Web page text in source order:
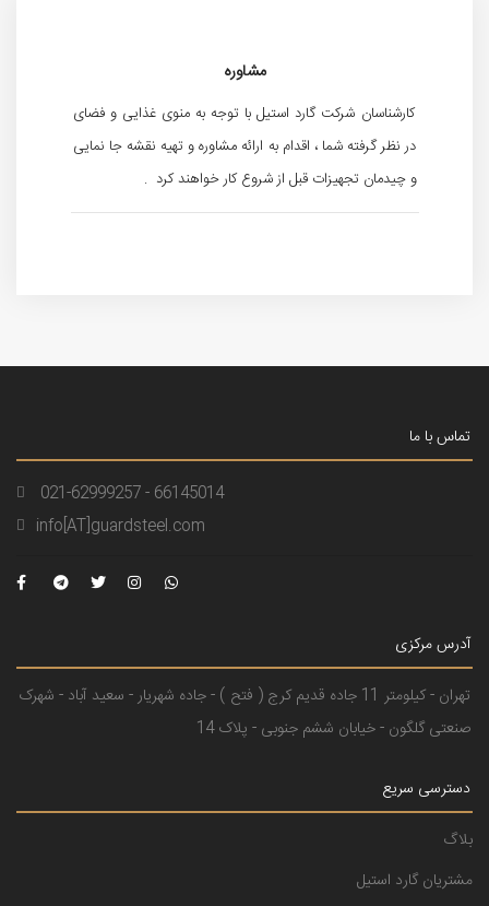
مشاوره
کارشناسان شرکت گارد استیل با توجه به منوی غذایی و فضای
در نظر گرفته شما ، اقدام به ارائه مشاوره و تهیه نقشه جا نمایی
و چیدمان تجهیزات قبل از شروع کار خواهند کرد .
تماس با ما
021-62999257 - 66145014
info[AT]guardsteel.com
آدرس مرکزی
تهران - کیلومتر 11 جاده قدیم کرج ( فتح ) - جاده شهریار - سعید آباد - شهرک
صنعتی گلگون - خیابان ششم جنوبی - پلاک 14
دسترسی سریع
بلاگ
مشتریان گارد استیل